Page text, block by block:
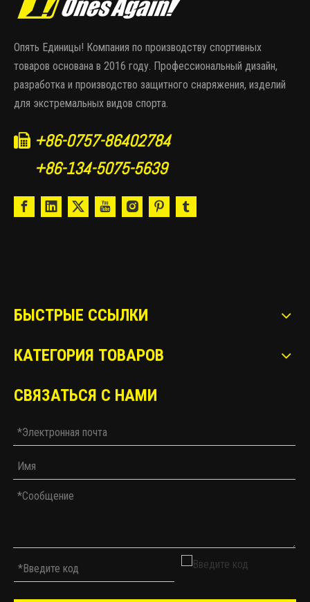
Опять Единицы! Компания по производству спортивных
товаров основана в 2016 году. Профессиональный дизайн,
разработка и производство защитного снаряжения, изделий
для экстремальных видов спорта.
 +86-0757-86402784
+86-134-5075-5639
БЫСТРЫЕ ССЫЛКИ
КАТЕГОРИЯ ТОВАРОВ
СВЯЗАТЬСЯ С НАМИ